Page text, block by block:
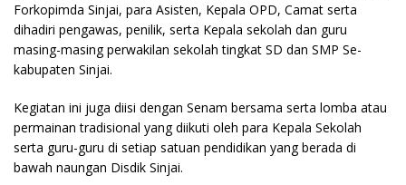
Forkopimda Sinjai, para Asisten, Kepala OPD, Camat serta
dihadiri pengawas, penilik, serta Kepala sekolah dan guru
masing-masing perwakilan sekolah tingkat SD dan SMP Se-
kabupaten Sinjai.
Kegiatan ini juga diisi dengan Senam bersama serta lomba atau
permainan tradisional yang diikuti oleh para Kepala Sekolah
serta guru-guru di setiap satuan pendidikan yang berada di
bawah naungan Disdik Sinjai.